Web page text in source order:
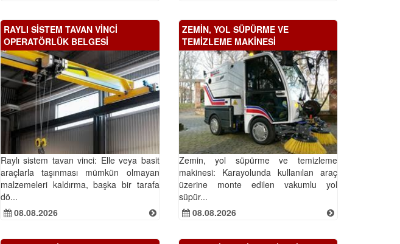
RAYLI SİSTEM TAVAN VİNCİ
OPERATÖRLÜK BELGESİ
Raylı sistem tavan vinci: Elle veya basit
araçlarla taşınması mümkün olmayan
malzemeleri kaldırma, başka bir tarafa
dö...
08.08.2026
ZEMİN, YOL SÜPÜRME VE
TEMİZLEME MAKİNESİ
Zemin, yol süpürme ve temizleme
makinesi: Karayolunda kullanılan araç
üzerine monte edilen vakumlu yol
süpür...
08.08.2026